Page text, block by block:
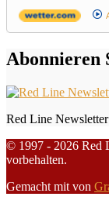
Abonnieren
Red Line Newsletter
© 1997 - 2026 Red
vorbehalten.
Gemacht mit von